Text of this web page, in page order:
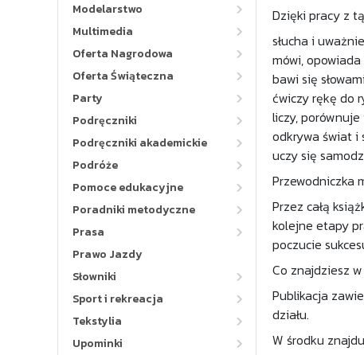
Modelarstwo
Multimedia
Oferta Nagrodowa
Oferta Świąteczna
Party
Podręczniki
Podręczniki akademickie
Podróże
Pomoce edukacyjne
Poradniki metodyczne
Prasa
Prawo Jazdy
Słowniki
Sport i rekreacja
Tekstylia
Upominki
Dzięki pracy z
słucha i
mówi,
bawi się
ćwiczy rękę do
liczy,
odkrywa świat i
uczy się
Przewodniczka
Przez całą
kolejne etapy
poczucie
Co znajdziesz
Publikacja
działu.
W środku